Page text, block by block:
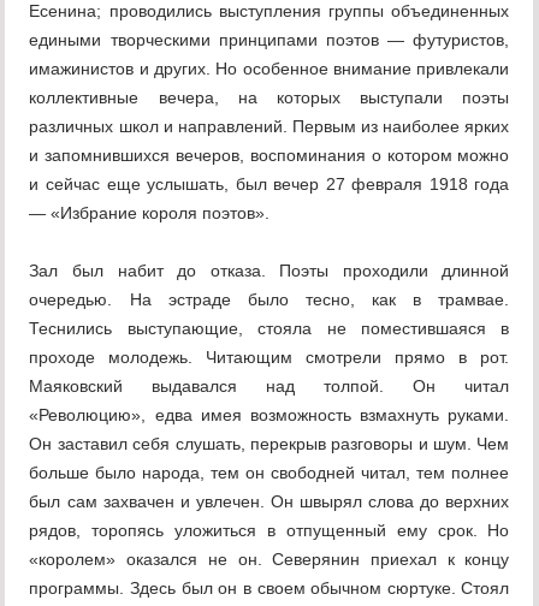
Есенина; проводились выступления группы объединенных
едиными творческими принципами поэтов — футуристов,
имажинистов и других. Но особенное внимание привлекали
коллективные вечера, на которых выступали поэты
различных школ и направлений. Первым из наиболее ярких
и запомнившихся вечеров, воспоминания о котором можно
и сейчас еще услышать, был вечер 27 февраля 1918 года
— «Избрание короля поэтов».
Зал был набит до отказа. Поэты проходили длинной
очередью. На эстраде было тесно, как в трамвае.
Теснились выступающие, стояла не поместившаяся в
проходе молодежь. Читающим смотрели прямо в рот.
Маяковский выдавался над толпой. Он читал
«Революцию», едва имея возможность взмахнуть руками.
Он заставил себя слушать, перекрыв разговоры и шум. Чем
больше было народа, тем он свободней читал, тем полнее
был сам захвачен и увлечен. Он швырял слова до верхних
рядов, торопясь уложиться в отпущенный ему срок. Но
«королем» оказался не он. Северянин приехал к концу
программы. Здесь был он в своем обычном сюртуке. Стоял